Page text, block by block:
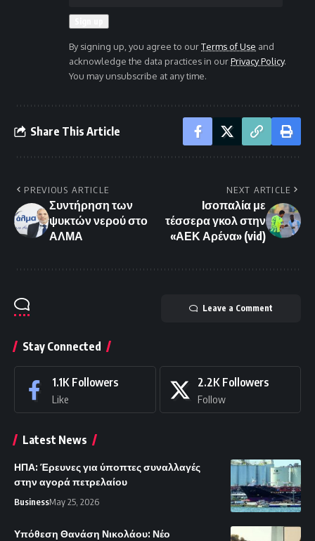
By signing up, you agree to ourTerms of Use and
acknowledge the data practices in ourPrivacy Policy.
You may unsubscribe at any time.
Share This Article
PREVIOUS ARTICLE
Συντήρηση των
ψυκτών νερού στο
ΑΛΜΑ
NEXT ARTICLE
Ισοπαλία με
τέσσερα γκολ στην
«ΑΕΚ Αρένα» (vid)
Leave a Comment
Stay Connected
1.1K Followers
Like
2.2K Followers
Follow
Latest News
ΗΠΑ: Έρευνες για ύποπτες συναλλαγές
στην αγορά πετρελαίου
BusinessMay 25, 2026
Υπόθεση Θανάση Νικολάου: Νέο